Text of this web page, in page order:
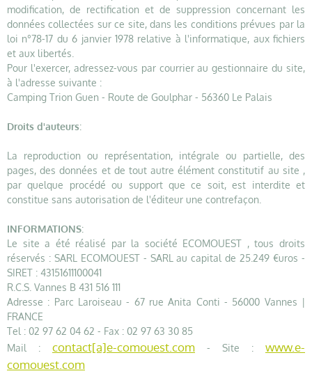
modification, de rectification et de suppression concernant les
données collectées sur ce site, dans les conditions prévues par la
loi n°78-17 du 6 janvier 1978 relative à l'informatique, aux fichiers
et aux libertés.
Pour l'exercer, adressez-vous par courrier au gestionnaire du site,
à l'adresse suivante :
Camping Trion Guen - Route de Goulphar - 56360 Le Palais
Droits d'auteurs:
La reproduction ou représentation, intégrale ou partielle, des
pages, des données et de tout autre élément constitutif au site ,
par quelque procédé ou support que ce soit, est interdite et
constitue sans autorisation de l'éditeur une contrefaçon.
INFORMATIONS:
Le site a été réalisé par la société ECOMOUEST , tous droits
réservés : SARL ECOMOUEST - SARL au capital de 25.249 €uros -
SIRET : 43151611100041
R.C.S. Vannes B 431 516 111
Adresse : Parc Laroiseau - 67 rue Anita Conti - 56000 Vannes |
FRANCE
Tel : 02 97 62 04 62 - Fax : 02 97 63 30 85
Mail : contact[a]e-comouest.com - Site : www.e-
comouest.com